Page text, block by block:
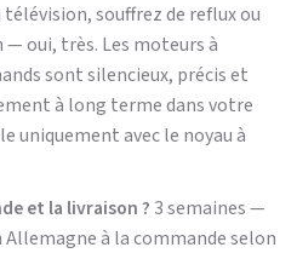
souffrez de reflux ou
oui, très. Les moteurs à
sont silencieux, précis et
à long terme dans votre
uniquement avec le noyau à
et la livraison ? 3 semaines —
à la commande selon